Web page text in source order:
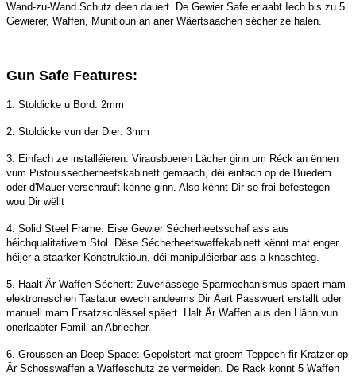
Wand-zu-Wand Schutz deen dauert. De Gewier Safe erlaabt Iech bis zu 5
Gewierer, Waffen, Munitioun an aner Wäertsaachen sécher ze halen.
Gun Safe Features:
1. Stoldicke u Bord: 2mm
2. Stoldicke vun der Dier: 3mm
3. Einfach ze installéieren: Virausbueren Lächer ginn um Réck an ënnen
vum Pistoulssécherheetskabinett gemaach, déi einfach op de Buedem
oder d'Mauer verschrauft kënne ginn. Also kënnt Dir se fräi befestegen
wou Dir wëllt
4. Solid Steel Frame: Eise Gewier Sécherheetsschaf ass aus
héichqualitativem Stol. Dëse Sécherheetswaffekabinett kënnt mat enger
héijer a staarker Konstruktioun, déi manipuléierbar ass a knaschteg.
5. Haalt Är Waffen Séchert: Zuverlässege Spärmechanismus späert mam
elektroneschen Tastatur ewech andeems Dir Äert Passwuert erstallt oder
manuell mam Ersatzschlëssel späert. Halt Är Waffen aus den Hänn vun
onerlaabter Famill an Abriecher.
6. Groussen an Deep Space: Gepolstert mat groem Teppech fir Kratzer op
Är Schosswaffen a Waffeschutz ze vermeiden. De Rack konnt 5 Waffen